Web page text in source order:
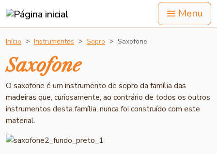
Menu
Início Instrumentos Sopro Saxofone
Saxofone
O saxofone é um instrumento de sopro da família das
madeiras que, curiosamente, ao contrário de todos os outros
instrumentos desta família, nunca foi construído com este
material.